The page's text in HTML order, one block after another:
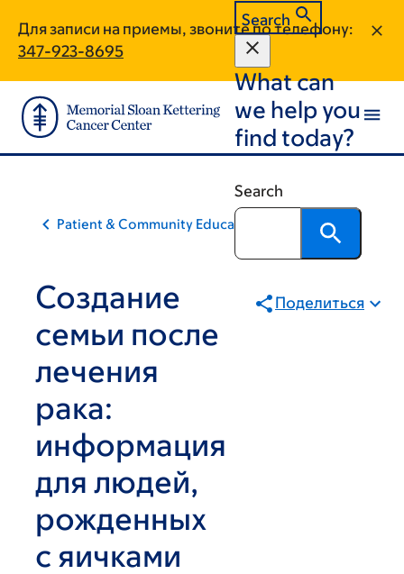
main
content
footer
Для записи на приемы, звоните по телефону:
347-923-8695
Search
What can
we help you
find today?
Search
Patient & Community Education
Создание
семьи после
лечения
рака:
информация
для людей,
рожденных
с яичками
Поделиться